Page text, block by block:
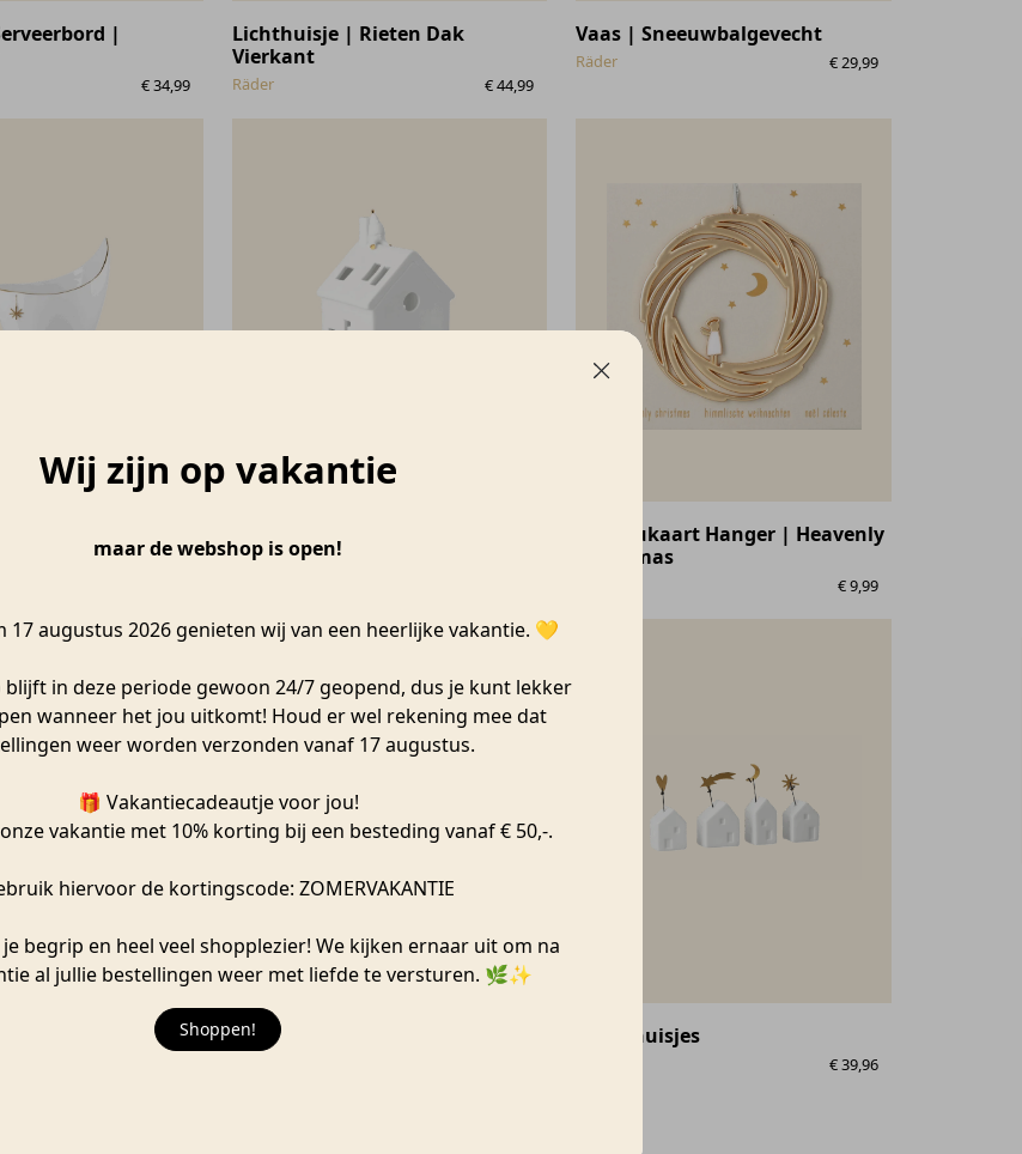
Wij zijn op vakantie
maar de webshop is open!
17 augustus 2026 genieten wij van een heerlijke vakantie. 💛
blijft in deze periode gewoon 24/7 geopend, dus je kunt lekker
wanneer het jou uitkomt! Houd er wel rekening mee dat
weer worden verzonden vanaf 17 augustus.
🎁 Vakantiecadeautje voor jou!
vakantie met 10% korting bij een besteding vanaf € 50,-.
hiervoor de kortingscode: ZOMERVAKANTIE
begrip en heel veel shopplezier! We kijken ernaar uit om na
al jullie bestellingen weer met liefde te versturen. 🌿✨
Shoppen!
|
€34,99
Lichthuisje | Rieten Dak
Vierkant
Räder €44,99
Vaas | Sneeuwbalgevecht
Räder €29,99
€ 99,99 Räder
Cadeaukaart Hanger | Heavenly
Christmas
€9,99
| Dakpannen Mini Vazen Set | Constellaties Wens huisjes
€39,96